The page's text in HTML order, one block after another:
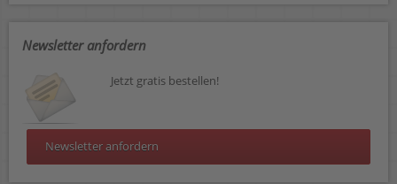
Newsletter anfordern
Jetzt gratis bestellen!
Newsletter anfordern